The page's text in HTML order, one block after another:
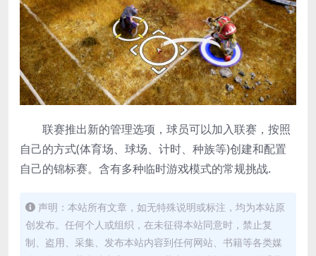
联赛推出新的管理选项，球员可以加入联赛，按照
自己的方式(体育场、球场、计时、种族等)创建和配置
自己的锦标赛。含有多种临时游戏模式的常规挑战.
声明：本站所有文章，如无特殊说明或标注，均为本站原
创发布。任何个人或组织，在未征得本站同意时，禁止复
制、盗用、采集、发布本站内容到任何网站、书籍等各类媒